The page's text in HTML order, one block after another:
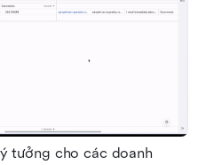
tưởng cho các doanh